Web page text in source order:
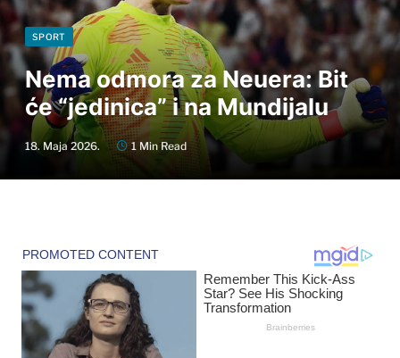
SPORT
Nema odmora za Neuera: Bit
će “jedinica” i na Mundijalu
18. Maja 2026. 1 Min Read